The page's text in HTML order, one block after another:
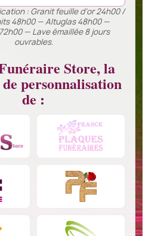
: Granit feuille d’or 24h00 /
48h00 — Altuglas 48h00 —
— Lave émaillée 8 jours
ouvrables.
Store, la
personnalisation
de :